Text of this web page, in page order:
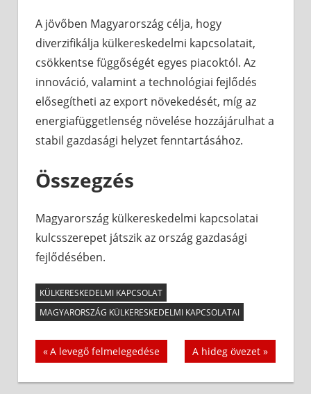
A jövőben Magyarország célja, hogy
diverzifikálja külkereskedelmi kapcsolatait,
csökkentse függőségét egyes piacoktól. Az
innováció, valamint a technológiai fejlődés
elősegítheti az export növekedését, míg az
energiafüggetlenség növelése hozzájárulhat a
stabil gazdasági helyzet fenntartásához.
Összegzés
Magyarország külkereskedelmi kapcsolatai
kulcsszerepet játszik az ország gazdasági
fejlődésében.
KÜLKERESKEDELMI KAPCSOLAT
MAGYARORSZÁG KÜLKERESKEDELMI KAPCSOLATAI
Bejegyzés
navigáció
Previous
Post:
A levegő felmelegedése
Next
Post:
A hideg övezet